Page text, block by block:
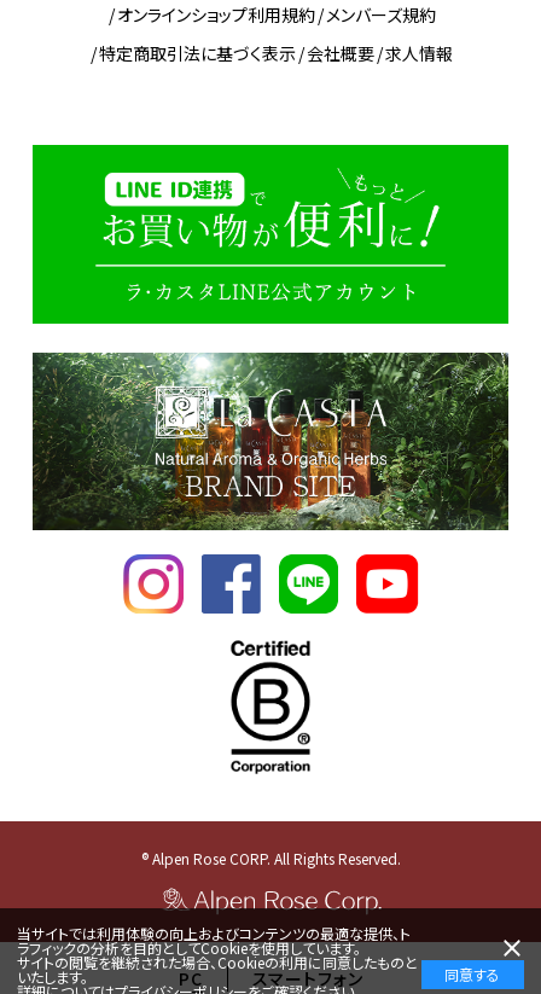
オンラインショップ利用規約 メンバーズ規約
特定商取引法に基づく表示 会社概要 求人情報
® Alpen Rose CORP. All Rights Reserved.
PC スマートフォン
当サイトでは利用体験の向上およびコンテンツの最適な提供、ト
ラフィックの分析を目的としてCookieを使用しています。
サイトの閲覧を継続された場合、Cookieの利用に同意したものと
いたします。 同意する